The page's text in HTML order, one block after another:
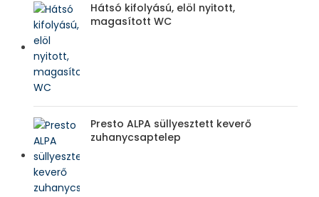
Hátsó kifolyású, elöl nyitott,
magasított WC
Presto ALPA süllyesztett keverő
zuhanycsaptelep